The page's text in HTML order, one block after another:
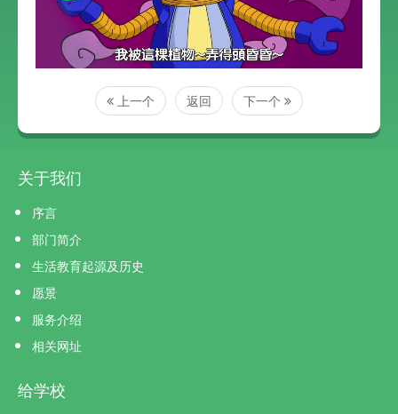
上一个 返回 下一个
关于我们
序言
部门简介
生活教育起源及历史
愿景
服务介绍
相关网址
给学校